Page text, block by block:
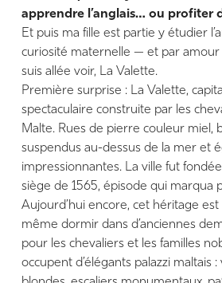
apprendre l’anglais… ou profiter
Et puis ma fille est partie y étudier
curiosité maternelle — et par amour
suis allée voir, La Valette.
Première surprise : La Valette,
spectaculaire construite par les
Malte. Rues de pierre couleur miel,
suspendus au-dessus de la mer et
impressionnantes. La ville fut
siège de 1565, épisode qui marqua
Aujourd’hui encore, cet héritage
même dormir dans d’anciennes
pour les chevaliers et les familles
occupent d’élégants palazzi maltais